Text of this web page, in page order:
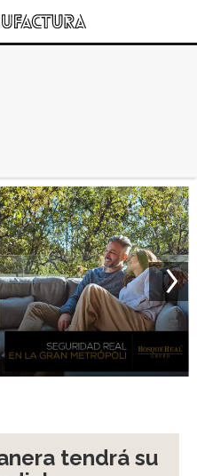
tendrá su